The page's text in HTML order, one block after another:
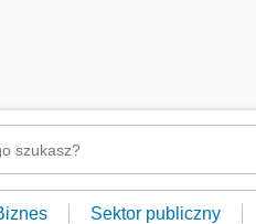
Sektor publiczny